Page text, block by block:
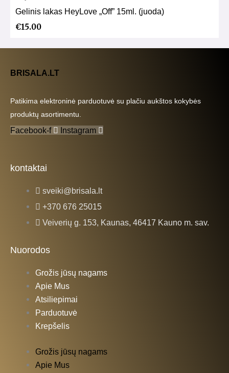
Gelinis lakas HeyLove „Off” 15ml. (juoda)
€15.00
BRISALA.LT
Patikima elektroninė parduotuvė su plačiu aukštos kokybės
produktų asortimentu.
Facebook-f Instagram
kontaktai
sveiki@brisala.lt
+370 676 25015
Veiverių g. 153, Kaunas, 46417 Kauno m. sav.
Nuorodos
Grožis jūsų nagams
Apie Mus
Atsiliepimai
Parduotuvė
Krepšelis
Grožis jūsų nagams
Apie Mus